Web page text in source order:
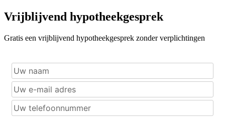
Vrijblijvend hypotheekgesprek
Gratis een vrijblijvend hypotheekgesprek zonder verplichtingen